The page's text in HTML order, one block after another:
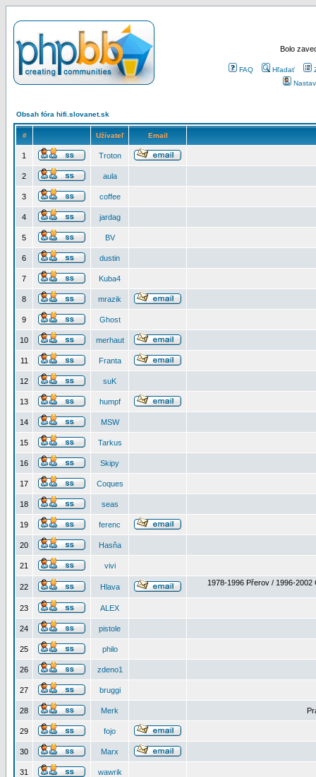
Bolo
FAQ Hľadať
Obsah fóra hifi.slovanet.sk
# Užívateľ Email
1 Troton
2 aula
3 coffee
4 jardag
5 BV
6 dustin
7 Kuba4
8 mrazik
9 Ghost
10 merhaut
11 Franta
12 suK
13 humpf
14 MSW
15 Tarkus
16 Skipy
17 Coques
18 seas
19 ferenc
20 Hasňa
21 vivi
22 Hlava 1978-1996 Přerov / 1996-2002
23 ALEX
24 pistole
25 philo
26 zdeno1
27 bruggi
28 Merk
29 fojo
30 Marx
31 wawrik